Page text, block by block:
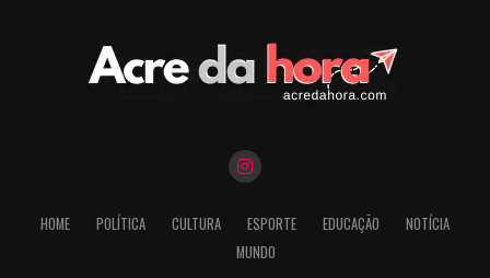
HOME POLÍTICA CULTURA ESPORTE EDUCAÇÃO
NOTÍCIA
MUNDO